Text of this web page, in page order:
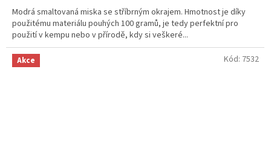
z
5
hvězdiček.
Modrá smaltovaná miska se stříbrným okrajem. Hmotnost je díky
použitému materiálu pouhých 100 gramů, je tedy perfektní pro
použití v kempu nebo v přírodě, kdy si veškeré...
Akce Kód: 7532